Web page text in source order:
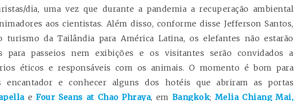
dia, uma vez que durante a pandemia a recuperação ambiental
aos cientistas. Além disso, conforme disse Jefferson Santos,
turismo da Tailândia para América Latina, os elefantes não estarão
para passeios nem exibições e os visitantes serão convidados a
éticos e responsáveis com os animais. O momento é bom para
encantador e conhecer alguns dos hotéis que abriram as portas
eFour Seans at Chao Phraya, em Bangkok; Melia Chiang Mai,